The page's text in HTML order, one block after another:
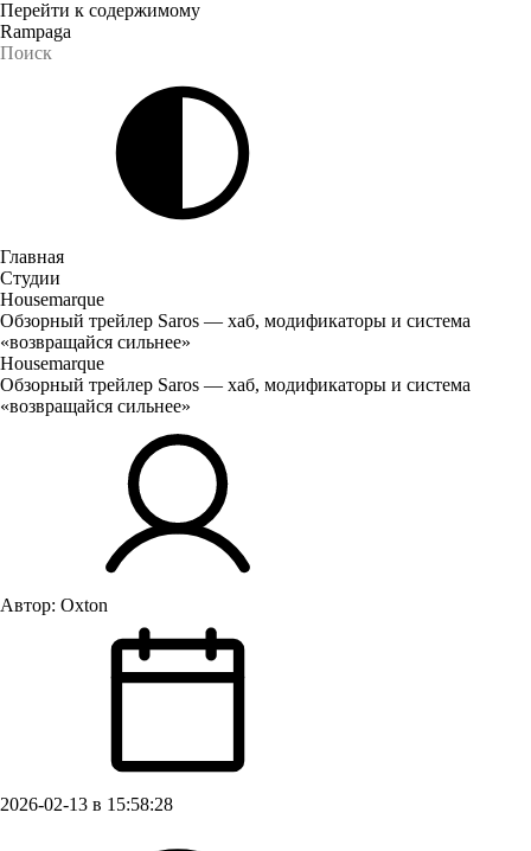
Перейти к содержимому
Rampaga
Главная
Студии
Housemarque
Обзорный трейлер Saros — хаб, модификаторы и система
«возвращайся сильнее»
Housemarque
Обзорный трейлер Saros — хаб, модификаторы и система
«возвращайся сильнее»
Автор: Oxton
2026-02-13 в 15:58:28